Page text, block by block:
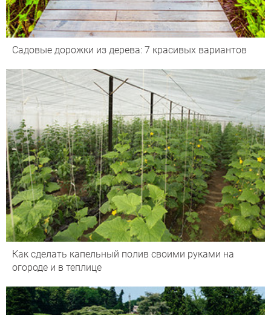
Садовые дорожки из дерева: 7 красивых вариантов
Как сделать капельный полив своими руками на
огороде и в теплице